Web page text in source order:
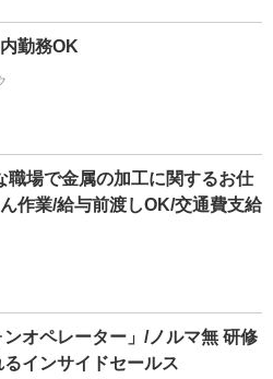
勤務OK
職場で金属の加工に関するお仕
作業/給与前渡しOK/交通費支給
オペレーター」/ノルマ無 研修
インサイドセールス